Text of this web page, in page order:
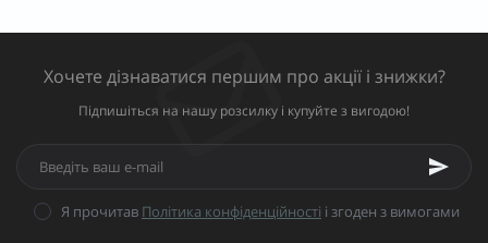
Хочете дізнаватися першим про акції і знижки?
Підпишіться на нашу розсилку і купуйте з вигодою!
Я прочитав Політика конфіденційності і згоден з вимогами